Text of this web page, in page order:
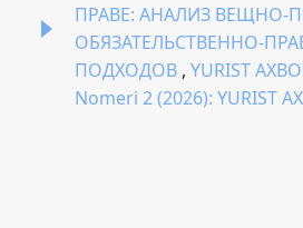
ПРАВЕ: АНАЛИЗ ВЕЩНО-
ОБЯЗАТЕЛЬСТВЕННО-
ПОДХОДОВ , YURIST
Nomeri 2 (2026): YURIST